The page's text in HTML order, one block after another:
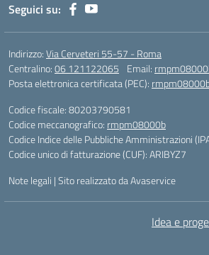
Seguici su:
Indirizzo:Via Cerveteri 55-57 - Roma
Centralino:06 121122065 Email:
Posta elettronica certificata (PEC):
Codice fiscale: 80203790581
Codice meccanografico: rmpm08000b
Codice Indice delle Pubbliche Amministrazioni
Codice unico di fatturazione (CUF): ARIBYZ7
Note legali |Sito realizzato da Avaservice
Idea e